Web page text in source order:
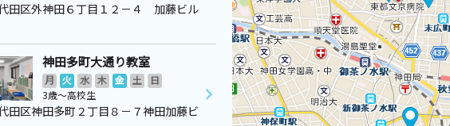
田区外神田６丁目１２－４ 加藤ビル
神田多町大通り教室
月 火 水 木 金 土
日
3歳～高校生
田区神田多町２丁目８－７神田加藤ビ